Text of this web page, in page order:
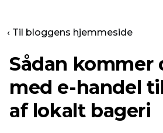
‹ Til bloggens hjemmeside
Sådan kommer
med e-handel
af lokalt bageri